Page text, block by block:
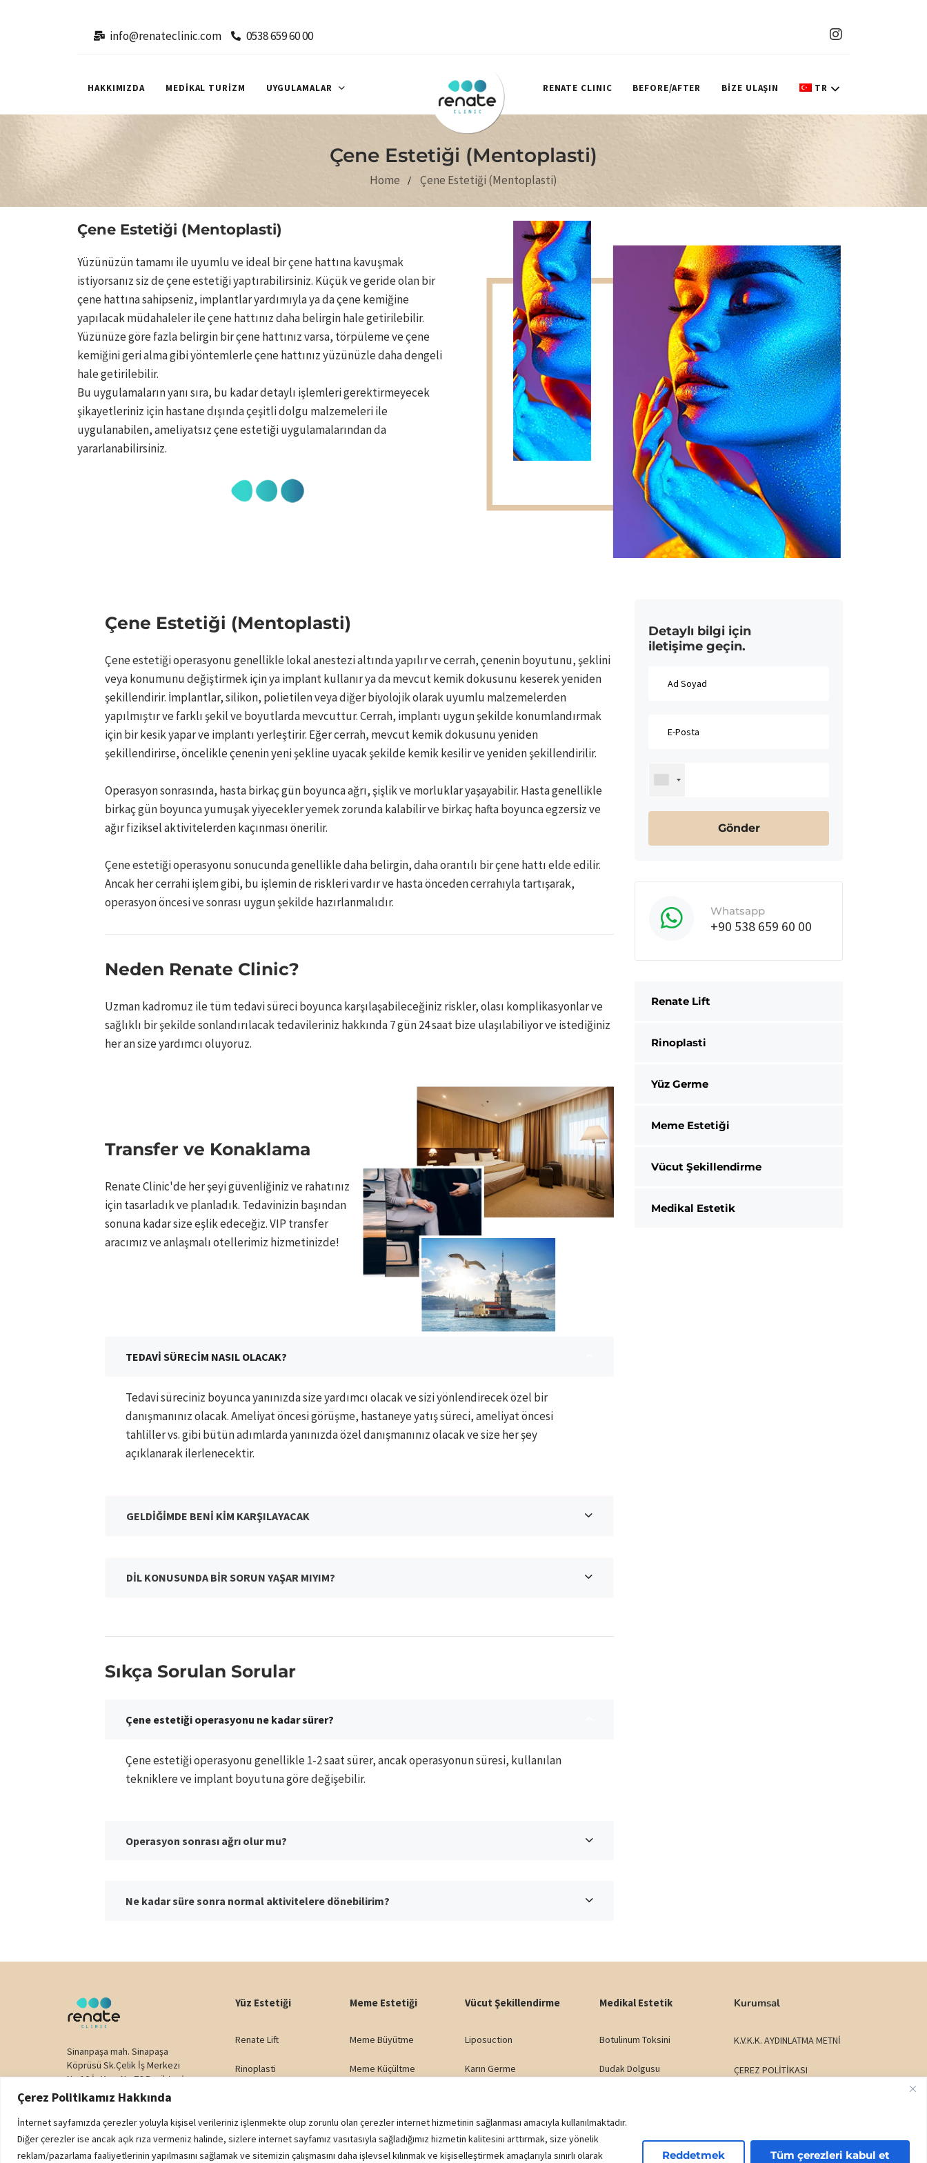
Çerez Politikamız Hakkında
İnternet sayfamızda çerezler yoluyla kişisel verileriniz işlenmekte olup zorunlu olan çerezler internet hizmetinin sağlanması amacıyla kullanılmaktadır.
Diğer çerezler ise ancak açık rıza vermeniz halinde, sizlere internet sayfamız vasıtasıyla sağladığımız hizmetin kalitesini arttırmak, size yönelik
reklam/pazarlama faaliyetlerinin yapılmasını sağlamak ve sitemizin çalışmasını daha işlevsel kılınmak ve kişiselleştirmek amaçlarıyla sınırlı olarak
Reddetmek Tüm çerezleri kabul et
info@renateclinic.com 0538 659 60 00
HAKKIMIZDA MEDİKAL TURİZM UYGULAMALAR RENATE CLINIC BEFORE/AFTER BİZE ULAŞIN TR
Çene Estetiği (Mentoplasti)
Home Çene Estetiği (Mentoplasti)
Çene Estetiği (Mentoplasti)
Yüzünüzün tamamı ile uyumlu ve ideal bir çene hattına kavuşmak
istiyorsanız siz de çene estetiği yaptırabilirsiniz. Küçük ve geride olan bir
çene hattına sahipseniz, implantlar yardımıyla ya da çene kemiğine
yapılacak müdahaleler ile çene hattınız daha belirgin hale getirilebilir.
Yüzünüze göre fazla belirgin bir çene hattınız varsa, törpüleme ve çene
kemiğini geri alma gibi yöntemlerle çene hattınız yüzünüzle daha dengeli
hale getirilebilir.
Bu uygulamaların yanı sıra, bu kadar detaylı işlemleri gerektirmeyecek
şikayetleriniz için hastane dışında çeşitli dolgu malzemeleri ile
uygulanabilen, ameliyatsız çene estetiği uygulamalarından da
yararlanabilirsiniz.
Çene Estetiği (Mentoplasti)
Çene estetiği operasyonu genellikle lokal anestezi altında yapılır ve cerrah, çenenin boyutunu, şeklini
veya konumunu değiştirmek için ya implant kullanır ya da mevcut kemik dokusunu keserek yeniden
şekillendirir. İmplantlar, silikon, polietilen veya diğer biyolojik olarak uyumlu malzemelerden
yapılmıştır ve farklı şekil ve boyutlarda mevcuttur. Cerrah, implantı uygun şekilde konumlandırmak
için bir kesik yapar ve implantı yerleştirir. Eğer cerrah, mevcut kemik dokusunu yeniden
şekillendirirse, öncelikle çenenin yeni şekline uyacak şekilde kemik kesilir ve yeniden şekillendirilir.
Operasyon sonrasında, hasta birkaç gün boyunca ağrı, şişlik ve morluklar yaşayabilir. Hasta genellikle
birkaç gün boyunca yumuşak yiyecekler yemek zorunda kalabilir ve birkaç hafta boyunca egzersiz ve
ağır fiziksel aktivitelerden kaçınması önerilir.
Çene estetiği operasyonu sonucunda genellikle daha belirgin, daha orantılı bir çene hattı elde edilir.
Ancak her cerrahi işlem gibi, bu işlemin de riskleri vardır ve hasta önceden cerrahıyla tartışarak,
operasyon öncesi ve sonrası uygun şekilde hazırlanmalıdır.
Neden Renate Clinic?
Uzman kadromuz ile tüm tedavi süreci boyunca karşılaşabileceğiniz riskler, olası komplikasyonlar ve
sağlıklı bir şekilde sonlandırılacak tedavileriniz hakkında 7 gün 24 saat bize ulaşılabiliyor ve istediğiniz
her an size yardımcı oluyoruz.
Transfer ve Konaklama ​
Renate Clinic'de her şeyi güvenliğiniz ve rahatınız
için tasarladık ve planladık. Tedavinizin başından
sonuna kadar size eşlik edeceğiz. VIP transfer
aracımız ve anlaşmalı otellerimiz hizmetinizde! ​
TEDAVİ SÜRECİM NASIL OLACAK?
Tedavi süreciniz boyunca yanınızda size yardımcı olacak ve sizi yönlendirecek özel bir
danışmanınız olacak. Ameliyat öncesi görüşme, hastaneye yatış süreci, ameliyat öncesi
tahliller vs. gibi bütün adımlarda yanınızda özel danışmanınız olacak ve size her şey
açıklanarak ilerlenecektir.
GELDİĞİMDE BENİ KİM KARŞILAYACAK
DİL KONUSUNDA BİR SORUN YAŞAR MIYIM?
Sıkça Sorulan Sorular
Çene estetiği operasyonu ne kadar sürer?
Çene estetiği operasyonu genellikle 1-2 saat sürer, ancak operasyonun süresi, kullanılan
tekniklere ve implant boyutuna göre değişebilir.
Operasyon sonrası ağrı olur mu?
Ne kadar süre sonra normal aktivitelere dönebilirim?
Detaylı bilgi için
iletişime geçin.
Whatsapp
+90 538 659 60 00
Renate Lift
Rinoplasti
Yüz Germe
Meme Estetiği
Vücut Şekillendirme
Medikal Estetik
Sinanpaşa mah. Sinapaşa
Köprüsü Sk.Çelik İş Merkezi
No:10 İç Kapı No:76 Beşiktaş/
İstanbul
E-posta: info@renateclinic.com
Yüz Estetiği
Renate Lift
Rinoplasti
Alın Germe
Bişektomi
Meme Estetiği
Meme Büyütme
Meme Küçültme
Meme Asimetrisi
Jinekomasti
Vücut Şekillendirme
Liposuction
Karın Germe
Popo Kaldırma (BBL)
Genital Estetik
Medikal Estetik
Botulinum Toksini
Dudak Dolgusu
Nazolabiyal Dolgu
Yanak Dolgusu
Kurumsal
K.V.K.K. AYDINLATMA METNİ
ÇEREZ POLİTİKASI